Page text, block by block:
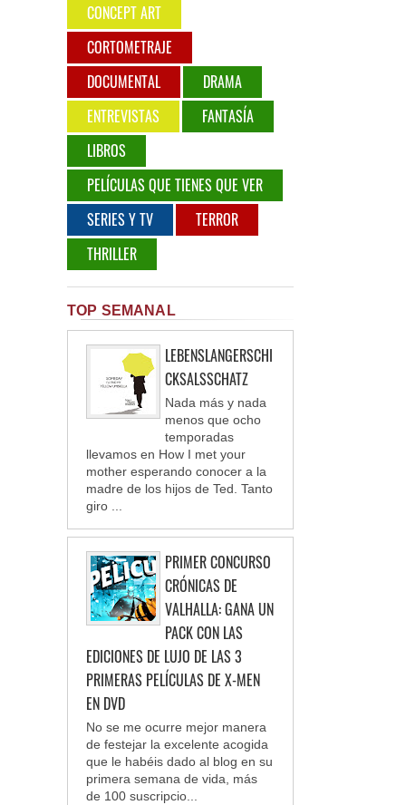
CONCEPT ART
CORTOMETRAJE
DOCUMENTAL
DRAMA
ENTREVISTAS
FANTASÍA
LIBROS
PELÍCULAS QUE TIENES QUE VER
SERIES Y TV
TERROR
THRILLER
TOP SEMANAL
LEBENSLANGERSCHI
CKSALSSCHATZ
Nada más y nada
menos que ocho
temporadas
llevamos en How I met your
mother esperando conocer a la
madre de los hijos de Ted. Tanto
giro ...
PRIMER CONCURSO
CRÓNICAS DE
VALHALLA: GANA UN
PACK CON LAS
EDICIONES DE LUJO DE LAS 3
PRIMERAS PELÍCULAS DE X-MEN
EN DVD
No se me ocurre mejor manera
de festejar la excelente acogida
que le habéis dado al blog en su
primera semana de vida, más
de 100 suscripcio...